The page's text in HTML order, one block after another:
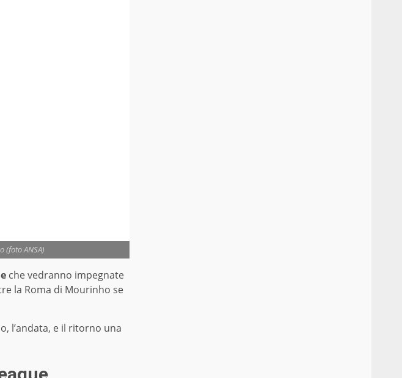
(foto ANSA)
che vedranno impegnate
la Roma di Mourinho se
l’andata, e il ritorno una